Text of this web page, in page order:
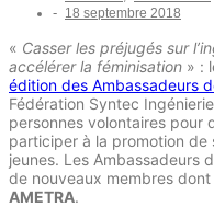
- 18 septembre 2018
« Casser les préjugés sur
accélérer la féminisation » :
édition des Ambassadeurs
Fédération Syntec
personnes volontaires pour
participer à la promotion de
jeunes. Les Ambassadeurs
de nouveaux membres
AMETRA.